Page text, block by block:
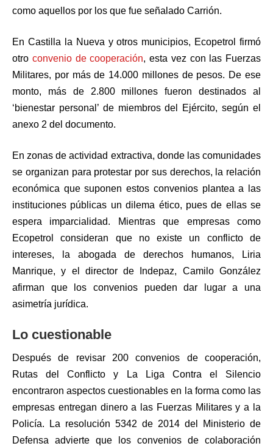
como aquellos por los que fue señalado Carrión.
En Castilla la Nueva y otros municipios, Ecopetrol firmó
otro convenio de cooperación, esta vez con las Fuerzas
Militares, por más de 14.000 millones de pesos. De ese
monto, más de 2.800 millones fueron destinados al
‘bienestar personal’ de miembros del Ejército, según el
anexo 2 del documento.
En zonas de actividad extractiva, donde las comunidades
se organizan para protestar por sus derechos, la relación
económica que suponen estos convenios plantea a las
instituciones públicas un dilema ético, pues de ellas se
espera imparcialidad. Mientras que empresas como
Ecopetrol consideran que no existe un conflicto de
intereses, la abogada de derechos humanos, Liria
Manrique, y el director de Indepaz, Camilo González
afirman que los convenios pueden dar lugar a una
asimetría jurídica.
Lo cuestionable
Después de revisar 200 convenios de cooperación,
Rutas del Conflicto y La Liga Contra el Silencio
encontraron aspectos cuestionables en la forma como las
empresas entregan dinero a las Fuerzas Militares y a la
Policía. La resolución 5342 de 2014 del Ministerio de
Defensa advierte que los convenios de colaboración